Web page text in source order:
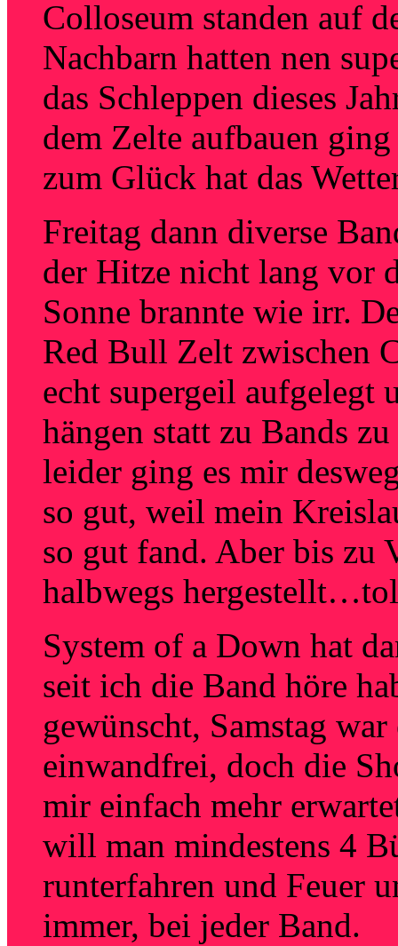
Colloseum standen auf
Nachbarn hatten nen
das Schleppen dieses
dem Zelte aufbauen
zum Glück hat das
Freitag dann diverse
der Hitze nicht lang vor
Sonne brannte wie irr.
Red Bull Zelt zwischen
echt supergeil
hängen statt zu Bands
leider ging es mir
so gut, weil mein
so gut fand. Aber bis zu
halbwegs
System of a Down hat
seit ich die Band höre
gewünscht, Samstag
einwandfrei, doch die
mir einfach mehr
will man mindestens 4
runterfahren und Feuer
immer, bei jeder Band.